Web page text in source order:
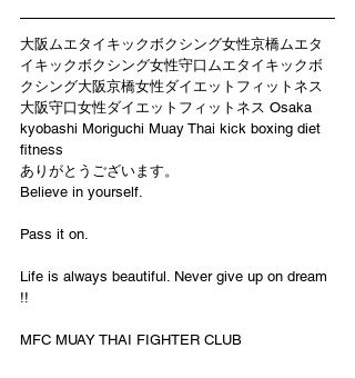
大阪ムエタイキックボクシング女性京橋ムエタ
イキックボクシング女性守口ムエタイキックボ
クシング大阪京橋女性ダイエットフィットネス
大阪守口女性ダイエットフィットネス Osaka
kyobashi Moriguchi Muay Thai kick boxing diet
fitness
ありがとうございます。
Believe in yourself.
Pass it on.
Life is always beautiful. Never give up on dream
!!
MFC MUAY THAI FIGHTER CLUB